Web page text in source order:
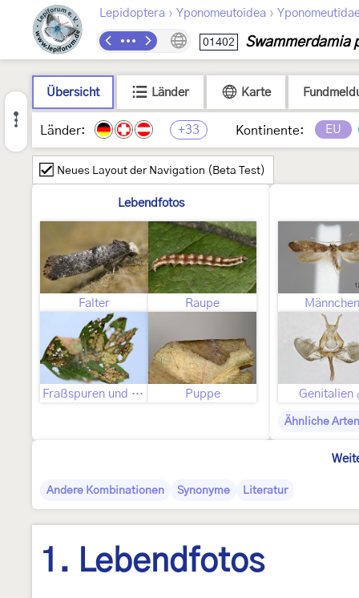
Lepidoptera › Yponomeutoidea ›
01402 Swammerdamia
Übersicht Länder Karte
Länder: +33 Kontinente: EU
Neues Layout der Navigation (Beta Test)
Lebendfotos
Falter Raupe
Fraßspuren und Befallsbild Puppe
Männchen
Genitalien
Ähnliche Arten
Andere Kombinationen Synonyme Literatur
1. Lebendfotos